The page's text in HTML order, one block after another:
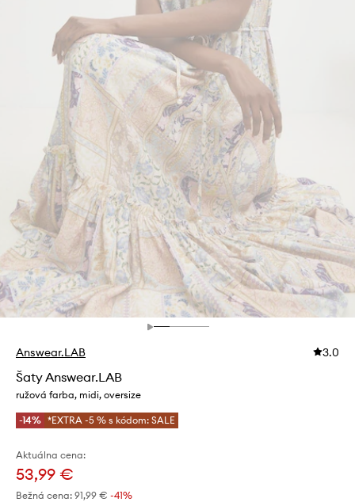
Answear.LAB 3.0
Šaty Answear.LAB
ružová farba, midi, oversize
-14% *EXTRA -5 % s kódom: SALE
Aktuálna cena:
53,99 €
Bežná cena: 91,99 € -41%